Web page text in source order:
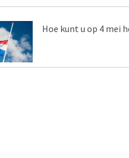
Hoe kunt u op 4 mei